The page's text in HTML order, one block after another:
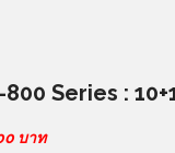
800 Series :
บาท